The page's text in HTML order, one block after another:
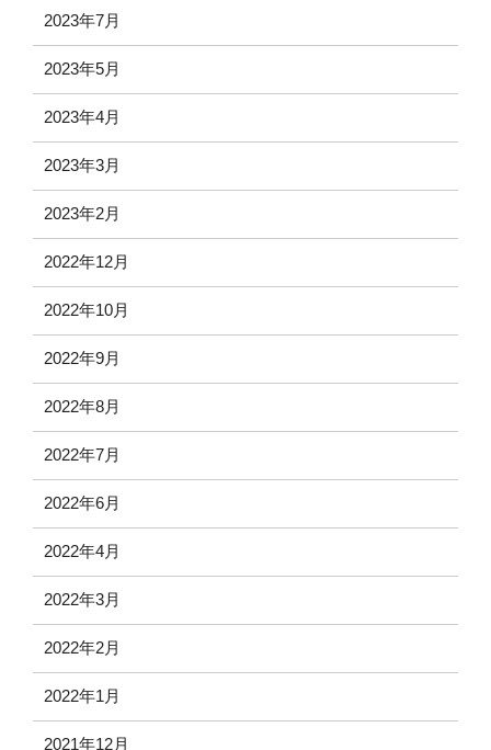
2023年7月
2023年5月
2023年4月
2023年3月
2023年2月
2022年12月
2022年10月
2022年9月
2022年8月
2022年7月
2022年6月
2022年4月
2022年3月
2022年2月
2022年1月
2021年12月